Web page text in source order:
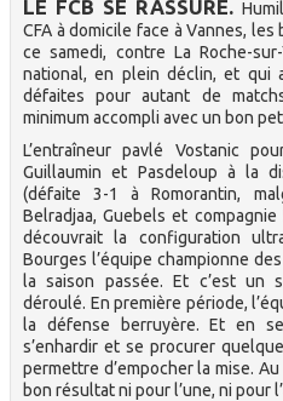
LE FCB SE RASSURE.
CFA à domicile face à Vannes,
ce samedi, contre La Roche-
national, en plein déclin, et qui
défaites pour autant de
minimum accompli avec un bon
L’entraîneur pavlé Vostanic
Guillaumin et Pasdeloup à la
(défaite 3-1 à Romorantin,
Belradjaa, Guebels et compagnie
découvrait la configuration
Bourges l’équipe championne
la saison passée. Et c’est un
déroulé. En première période,
la défense berruyère. Et en
s’enhardir et se procurer
permettre d’empocher la mise.
bon résultat ni pour l’une, ni pour